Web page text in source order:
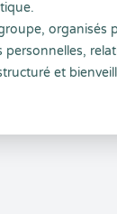
organisés
et